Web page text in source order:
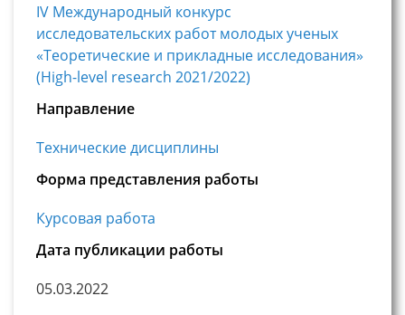
IV Международный конкурс
исследовательских работ молодых ученых
«Теоретические и прикладные исследования»
(High-level research 2021/2022)
Направление
Технические дисциплины
Форма представления работы
Курсовая работа
Дата публикации работы
05.03.2022